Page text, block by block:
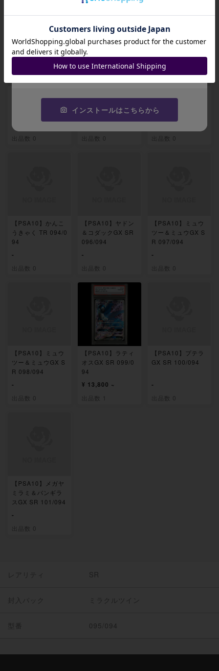
-
出品数 0
-
出品数 0
093/094
-
出品数 0
【PSA10】かんこ
うきゃく TR 094/0
94
-
出品数 0
【PSA10】ヤドン
＆コダックGX SR
096/094
-
出品数 0
【PSA10】ミュウ
ツー＆ミュウGX S
R 097/094
-
出品数 0
【PSA10】ミュウ
ツー＆ミュウGX S
R 098/094
-
出品数 0
【PSA10】ラティ
オスGX SR 099/0
94
¥ 13,800 ~
出品数 1
【PSA10】プテラ
GX SR 100/094
-
出品数 0
【PSA10】メガヤ
ミラミ＆バンギラ
スGX SR 101/094
-
出品数 0
レアリティ SR
封入パック ミラクルツイン
型番 095/094
招待コード
JA9XS8
コピーする
インストールはこちらから